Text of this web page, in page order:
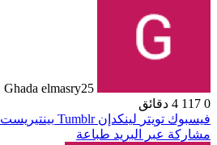
Ghada elmasry25 فبراير، 2024
0
4 دقائق
فيسبوك تويتر لينكدإن بينتيريست
مشاركة عبر البريد طباعة